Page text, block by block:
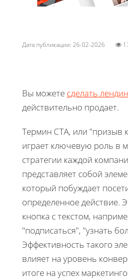
Дата публикации: 26-02-2026
Вы можете сделать
действительно продает.
Термин CTA, или "призыв
играет ключевую роль в
стратегии каждой
представляет собой
который побуждает
определенное действие.
кнопка с текстом,
"подписаться", "узнать
Эффективность такого
влияет на уровень
итоге на успех